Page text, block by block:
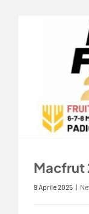
Macfrut
9 Aprile 2025 |